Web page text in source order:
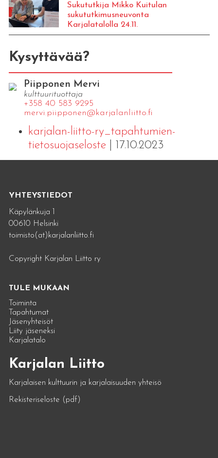
Sukututkija Mikko Kuitulan
sukututkimusneuvonta
Karjalatalolla 24.11.
Kysyttävää?
Piipponen Mervi
kulttuurituottaja
+358 40 583 9295
mervi.​piipponen@​kar​jala​nlii​tto.​fi
karjalan-liitto-ry_tapahtumien-
tietosuojaseloste| 17.10.2023
YHTEYSTIEDOT
Käpylänkuja 1
00610 Helsinki
toimisto(at)karjalanliitto.fi
Copyright Karjalan Liitto ry
TULE MUKAAN
Toiminta
Tapahtumat
Jäsenyhteisöt
Liity jäseneksi
Karjalatalo
Karjalan Liitto
Karjalaisen kulttuurin ja karjalaisuuden yhteisö
Rekisteriseloste (pdf)